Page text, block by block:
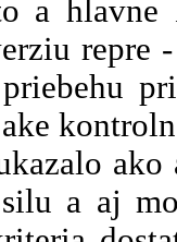
a hlavne
repre
a aj